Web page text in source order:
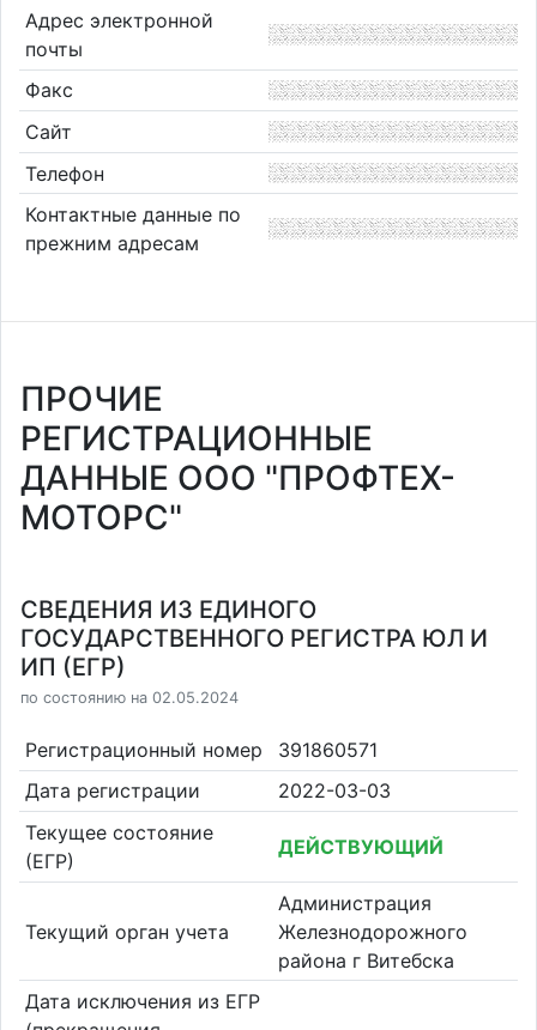
Адрес электронной
почты
Факс
Сайт
Телефон
Контактные данные по
прежним адресам
ПРОЧИЕ
РЕГИСТРАЦИОННЫЕ
ДАННЫЕ ООО "ПРОФТЕХ-
МОТОРС"
СВЕДЕНИЯ ИЗ ЕДИНОГО
ГОСУДАРСТВЕННОГО РЕГИСТРА ЮЛ И
ИП (ЕГР)
по состоянию на 02.05.2024
Регистрационный номер
391860571
Дата регистрации
2022-03-03
Текущее состояние
(ЕГР)
ДЕЙСТВУЮЩИЙ
Текущий орган учета
Администрация
Железнодорожного
района г Витебска
Дата исключения из ЕГР